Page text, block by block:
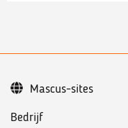
Bedrijf
Mascus-sites